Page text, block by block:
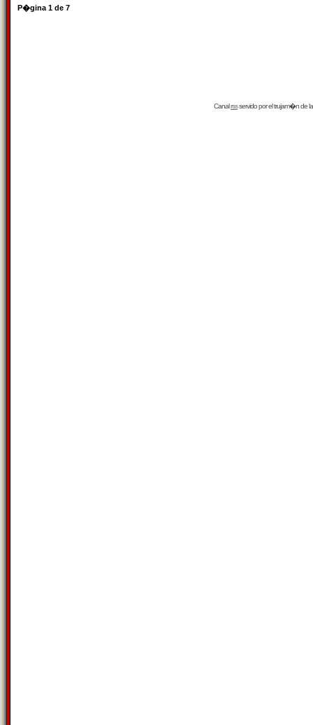
P�gina 1 de 7
Canalrssservido por eltrujam�nde